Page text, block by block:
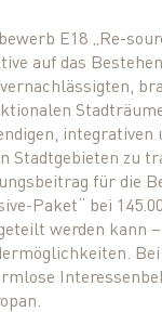
E18 „Re-
auf das
integrativen
Stadtgebieten zu
für die
Paket“ bei
werden kann